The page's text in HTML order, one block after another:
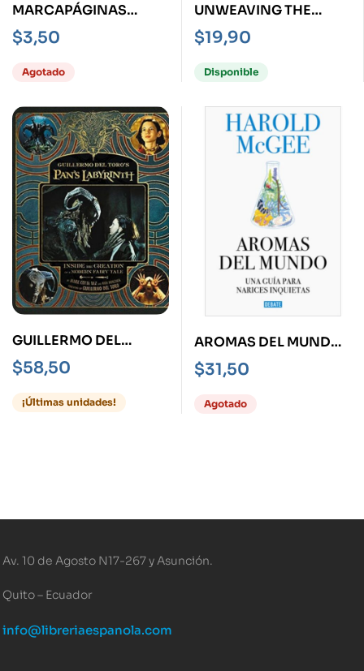
MARCAPÁGINAS
LITERARIO -LEER Y
ENTENDER ES ALGO-
$3,50
Agotado
UNWEAVING THE
RAINBOW
$19,90
Disponible
GUILLERMO DEL
TORO’S PAN’S
LABYRINTH
$58,50
¡Últimas unidades!
AROMAS DEL MUNDO -
UNA GUÍA PARA
NARICES INQUIETAS-
$31,50
Agotado
Av. 10 de Agosto N17-267 y Asunción.
Quito – Ecuador
info@libreriaespanola.com